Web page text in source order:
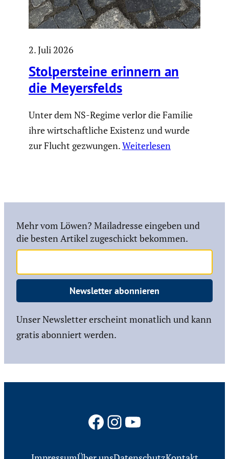
2. Juli 2026
Stolper­steine erinnern an
die Meyers­felds
Unter dem NS-Regime verlor die Familie
ihre wirtschaftliche Existenz und wurde
zur Flucht gezwungen.Weiterlesen
Mehr vom Löwen? Mailadresse eingeben und
die besten Artikel zugeschickt bekommen.
Newsletter abonnieren
Unser Newsletter erscheint monatlich und kann
gratis abonniert werden.
Facebook
Instagram
YouTube